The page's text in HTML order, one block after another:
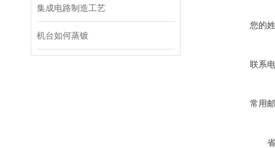
集成电路制造工艺
机台如何蒸镀
您的
联系
常用